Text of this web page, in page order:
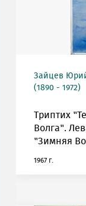
Зайцев
(1890 - 1972)
Триптих
Волга".
"Зимняя
1967 г.